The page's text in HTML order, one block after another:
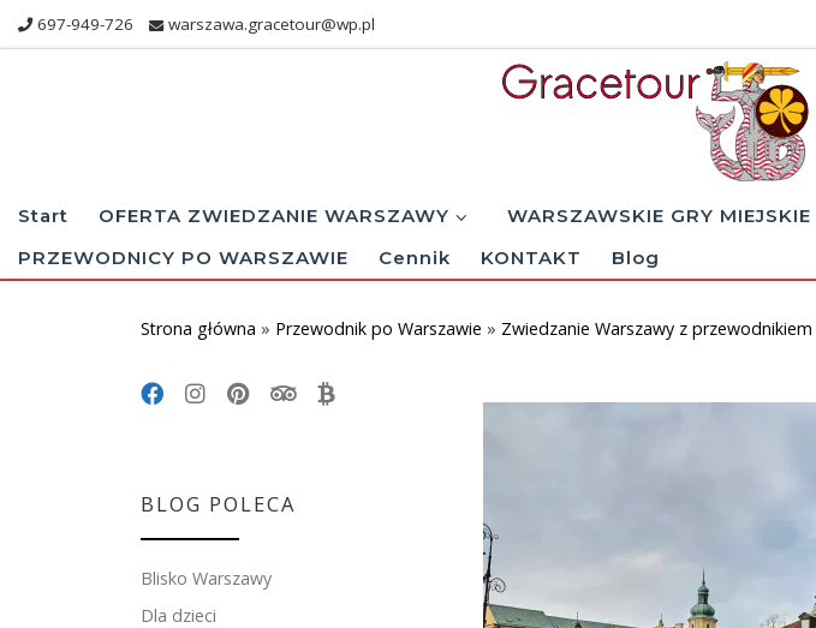
Skip to content
697-949-726 warszawa.gracetour@wp.pl
Start OFERTA ZWIEDZANIE WARSZAWY WARSZAWSKIE GRY MIEJSKIE
PRZEWODNICY PO WARSZAWIE
Cennik KONTAKT Blog
Strona główna » Przewodnik po Warszawie » Zwiedzanie Warszawy z przewodnikiem
BLOG POLECA
Blisko Warszawy
Dla dzieci